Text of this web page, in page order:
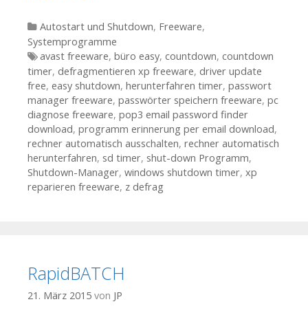
Kategorien
Autostart und Shutdown, Freeware,
Systemprogramme
Tags
avast freeware, büro easy, countdown, countdown
timer, defragmentieren xp freeware, driver update
free, easy shutdown, herunterfahren timer, passwort
manager freeware, passwörter speichern freeware, pc
diagnose freeware, pop3 email password finder
download, programm erinnerung per email download,
rechner automatisch ausschalten, rechner automatisch
herunterfahren, sd timer, shut-down Programm,
Shutdown-Manager, windows shutdown timer, xp
reparieren freeware, z defrag
RapidBATCH
21. März 2015 von JP